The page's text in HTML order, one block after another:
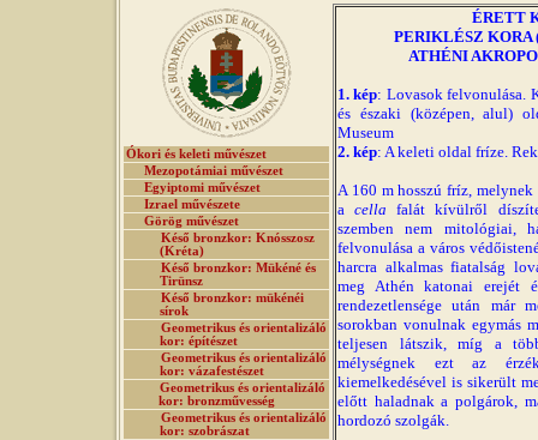
Ókori és keleti művészet
Mezopotámiai művészet
Egyiptomi művészet
Izrael művészete
Görög művészet
Késő bronzkor: Knósszosz
(Kréta)
Késő bronzkor: Mükéné és
Tirünsz
Késő bronzkor: mükénéi
sírok
Geometrikus és orientalizáló
kor: építészet
Geometrikus és orientalizáló
kor: vázafestészet
Geometrikus és orientalizáló
kor: bronzművesség
Geometrikus és orientalizáló
kor: szobrászat
ÉRETT
PERIKLÉSZ KORA
ATHÉNI
1. kép: Lovasok felvonulása.
és északi (középen, alul)
Museum
2. kép: A keleti oldal fríze.
A 160 m hosszú fríz,
acella falát kívülről
szemben nem mitológiai,
felvonulása a város
harcra alkalmas fiatalság
meg Athén katonai erejét
rendezetlensége után már
sorokban vonulnak egymás
teljesen látszik, míg a
mélységnek ezt az
kiemelkedésével is sikerült
előtt haladnak a polgárok,
hordozó szolgák.